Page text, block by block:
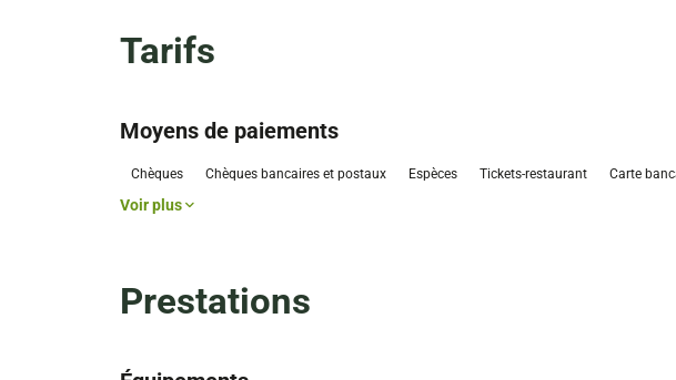
Tarifs
Moyens de paiements
Chèques Chèques bancaires et postaux Espèces Tickets-restaurant Carte
Voir plus
Prestations